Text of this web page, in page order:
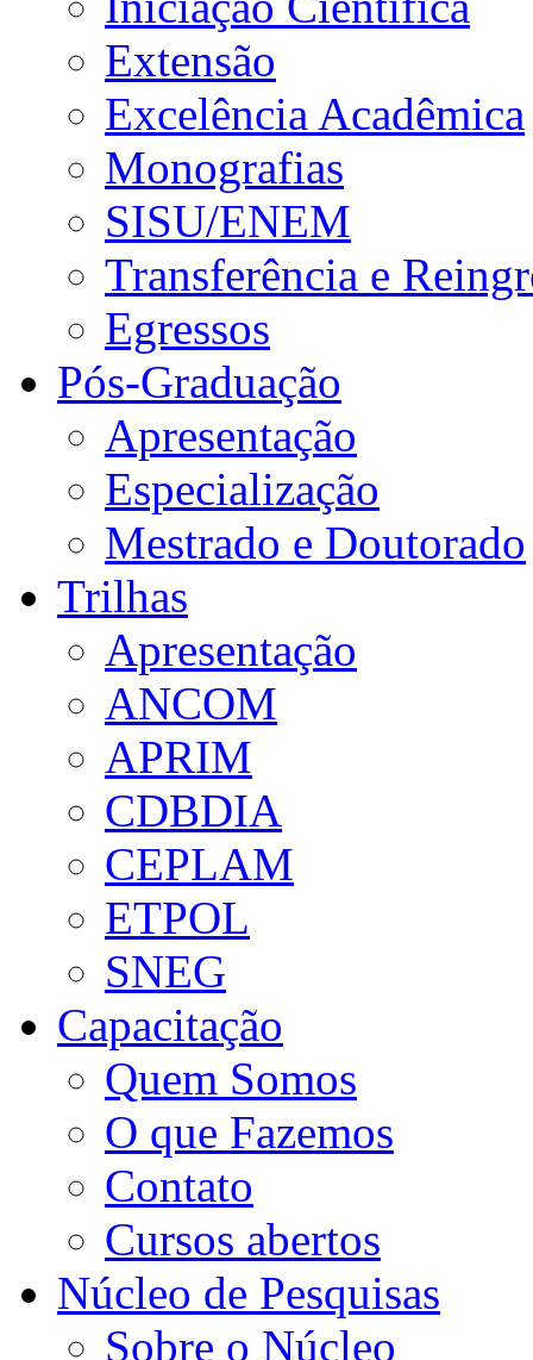
Extensão
Excelência Acadêmica
Monografias
SISU/ENEM
Transferência e
Egressos
Pós-Graduação
Apresentação
Especialização
Mestrado e Doutorado
Trilhas
Apresentação
ANCOM
APRIM
CDBDIA
CEPLAM
ETPOL
SNEG
Capacitação
Quem Somos
O que Fazemos
Contato
Cursos abertos
Núcleo de Pesquisas
Sobre o Núcleo